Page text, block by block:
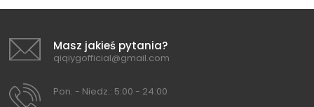
Masz jakieś pytania?
qiqiygofficial@gmail.com
Pon. - Niedz.: 5:00 - 24:00